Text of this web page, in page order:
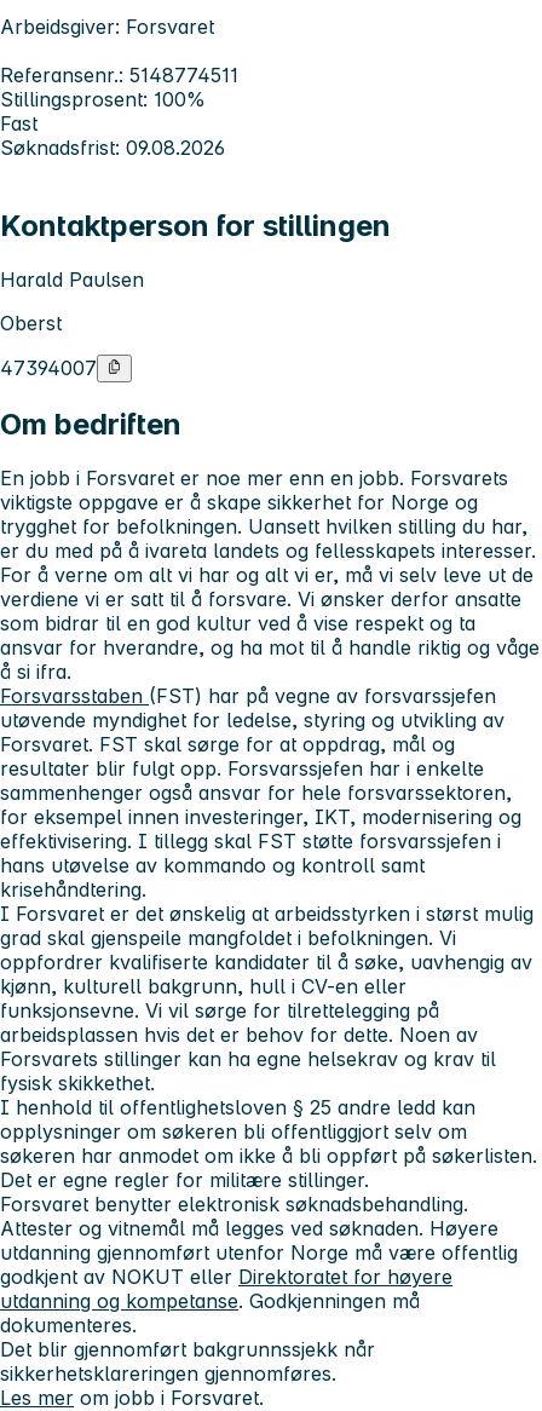
Arbeidsgiver: Forsvaret
Referansenr.: 5148774511
Stillingsprosent: 100%
Fast
Søknadsfrist: 09.08.2026
Kontaktperson for stillingen
Harald Paulsen
Oberst
47394007
Om bedriften
En jobb i Forsvaret er noe mer enn en jobb. Forsvarets
viktigste oppgave er å skape sikkerhet for Norge og
trygghet for befolkningen. Uansett hvilken stilling du har,
er du med på å ivareta landets og fellesskapets interesser.
For å verne om alt vi har og alt vi er, må vi selv leve ut de
verdiene vi er satt til å forsvare. Vi ønsker derfor ansatte
som bidrar til en god kultur ved å vise respekt og ta
ansvar for hverandre, og ha mot til å handle riktig og våge
å si ifra.
Forsvarsstaben (FST) har på vegne av forsvarssjefen
utøvende myndighet for ledelse, styring og utvikling av
Forsvaret. FST skal sørge for at oppdrag, mål og
resultater blir fulgt opp. Forsvarssjefen har i enkelte
sammenhenger også ansvar for hele forsvarssektoren,
for eksempel innen investeringer, IKT, modernisering og
effektivisering. I tillegg skal FST støtte forsvarssjefen i
hans utøvelse av kommando og kontroll samt
krisehåndtering.
I Forsvaret er det ønskelig at arbeidsstyrken i størst mulig
grad skal gjenspeile mangfoldet i befolkningen. Vi
oppfordrer kvalifiserte kandidater til å søke, uavhengig av
kjønn, kulturell bakgrunn, hull i CV-en eller
funksjonsevne. Vi vil sørge for tilrettelegging på
arbeidsplassen hvis det er behov for dette. Noen av
Forsvarets stillinger kan ha egne helsekrav og krav til
fysisk skikkethet.
I henhold til offentlighetsloven § 25 andre ledd kan
opplysninger om søkeren bli offentliggjort selv om
søkeren har anmodet om ikke å bli oppført på søkerlisten.
Det er egne regler for militære stillinger.
Forsvaret benytter elektronisk søknadsbehandling.
Attester og vitnemål må legges ved søknaden. Høyere
utdanning gjennomført utenfor Norge må være offentlig
godkjent av NOKUT eller Direktoratet for høyere
utdanning og kompetanse. Godkjenningen må
dokumenteres.
Det blir gjennomført bakgrunnssjekk når
sikkerhetsklareringen gjennomføres.
Les mer om jobb i Forsvaret.